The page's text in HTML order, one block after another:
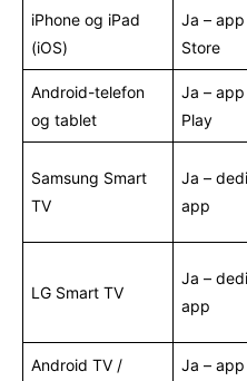
iPhone og iPad
(iOS)
Ja –
Store
Android-telefon
og tablet
Ja –
Play
Samsung Smart
TV
Ja –
app
LG Smart TV
Ja –
app
Android TV /
Ja –